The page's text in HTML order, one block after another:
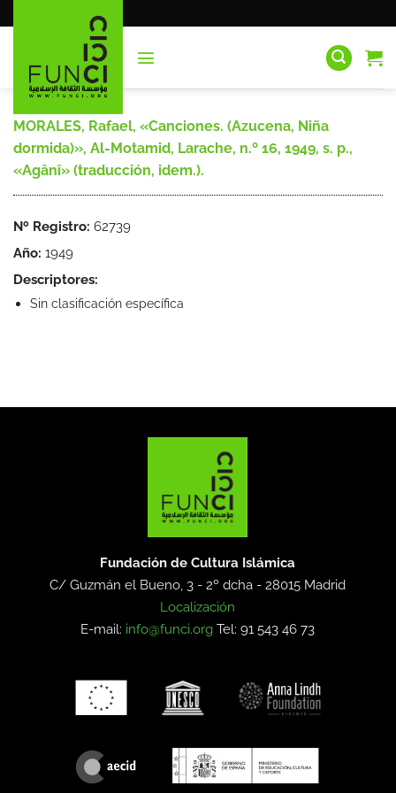
al
MORALES, Rafael, «Canciones. (Azucena, Niña
dormida)», Al-Motamid, Larache, n.º 16, 1949, s. p.,
«Agânî» (traducción, idem.).
Nº Registro: 62739
Año: 1949
Descriptores:
Sin clasificación específica
Fundación de Cultura Islámica
C/ Guzmán el Bueno, 3 - 2º dcha -28015 Madrid
Localización
E-mail: info@funci.org Tel: 91 543 46 73